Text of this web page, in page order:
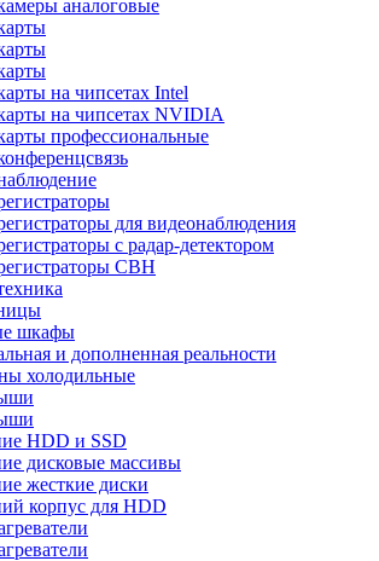
аналоговые
на чипсетах Intel
на чипсетах NVIDIA
профессиональные
для видеонаблюдения
с радар-детектором
СВН
шкафы
и дополненная реальности
холодильные
HDD и SSD
дисковые массивы
жесткие диски
корпус для HDD